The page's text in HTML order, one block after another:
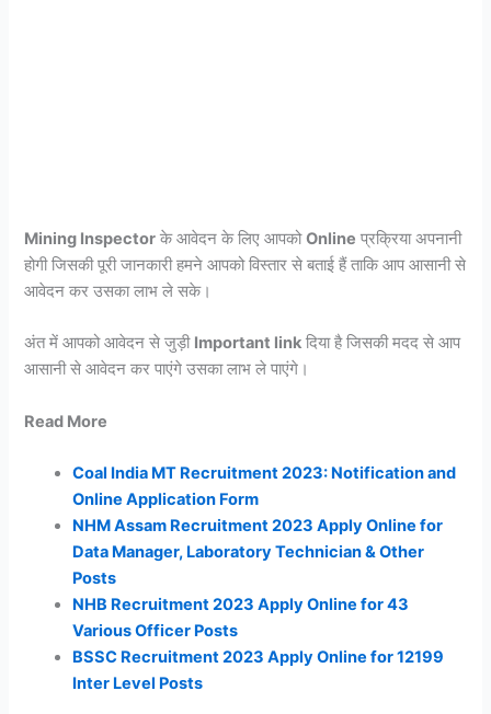
Mining Inspector के आवेदन के लिए आपकोOnline प्रक्रिया अपनानी
होगी जिसकी पूरी जानकारी हमने आपको विस्तार से बताई हैं ताकि आप आसानी से
आवेदन कर उसका लाभ ले सके।
अंत में आपको आवेदन से जुड़ी Important link दिया है जिसकी मदद से आप
आसानी से आवेदन कर पाएंगे उसका लाभ ले पाएंगे।
Read More
Coal India MT Recruitment 2023: Notification and
Online Application Form
NHM Assam Recruitment 2023 Apply Online for
Data Manager, Laboratory Technician & Other
Posts
NHB Recruitment 2023 Apply Online for 43
Various Officer Posts
BSSC Recruitment 2023 Apply Online for 12199
Inter Level Posts